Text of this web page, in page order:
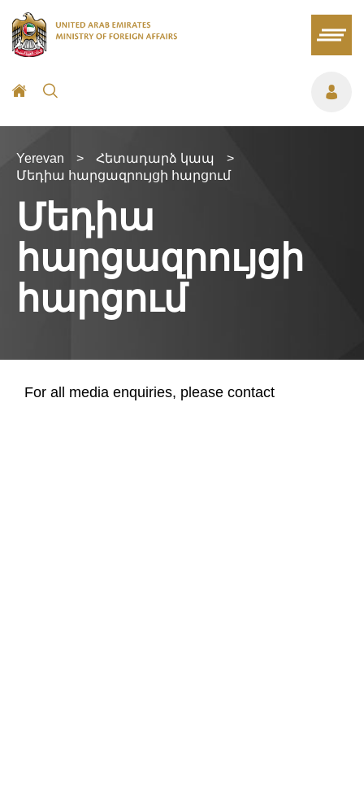
Yerevan > Հետադարձ կապ
>
Մեդիա հարցազրույցի հարցում
Մեդիա
հարցազրույցի
հարցում
For all media enquiries, please contact